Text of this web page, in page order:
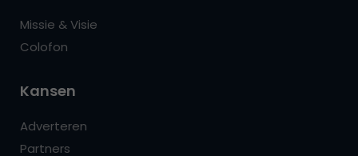
Missie & Visie
Colofon
Kansen
Adverteren
Partners